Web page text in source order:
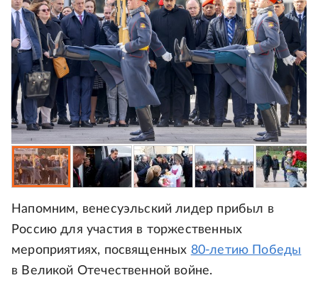
Напомним, венесуэльский лидер прибыл в
Россию для участия в торжественных
мероприятиях, посвященных 80-летию Победы
в Великой Отечественной войне.